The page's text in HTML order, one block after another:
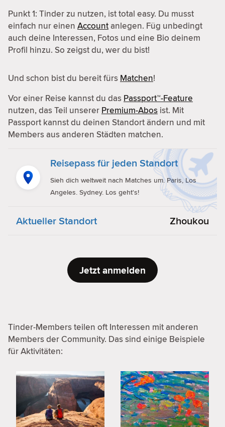
Punkt 1: Tinder zu nutzen, ist total easy. Du musst
einfach nur einen Accountanlegen. Füg unbedingt
auch deine Interessen, Fotos und eine Bio deinem
Profil hinzu. So zeigst du, wer du bist!
Und schon bist du bereit fürs Matchen!
Vor einer Reise kannst du das Passport™-Feature
nutzen, das Teil unserer Premium-Abos ist. Mit
Passport kannst du deinen Standort ändern und mit
Members aus anderen Städten matchen.
Reisepass für jeden Standort
Sieh dich weltweit nach Matches um. Paris, Los
Angeles. Sydney. Los geht's!
Aktueller Standort Zhoukou
Jetzt anmelden
Tinder-Members teilen oft Interessen mit anderen
Members der Community. Das sind einige Beispiele
für Aktivitäten: